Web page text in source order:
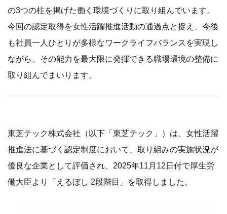
の3つの柱を掲げた働く環境づくりに取り組んでいます。
今回の認定取得を女性活躍推進活動の通過点と捉え、今後
も社員一人ひとりが多様なワークライフバランスを実現し
ながら、その能力を最大限に発揮できる職場環境の整備に
取り組んでまいります。
東芝テック株式会社（以下「東芝テック」）は、女性活躍
推進法に基づく認定制度において、取り組みの実施状況が
優良な企業として評価され、2025年11月12日付で厚生労
働大臣より「えるぼし 2段階目」を取得しました。